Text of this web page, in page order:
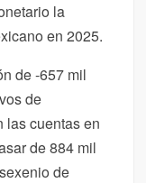
la
en 2025.
de -657 mil
de
las cuentas en
de 884 mil
de